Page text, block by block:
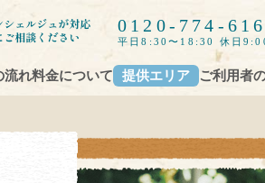
0120-774-616
平日8:30〜18:30 休日
流れ料金について 提供エリア ご利用者